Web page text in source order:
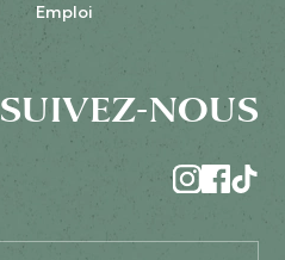
Emploi
SUIVEZ-NOUS